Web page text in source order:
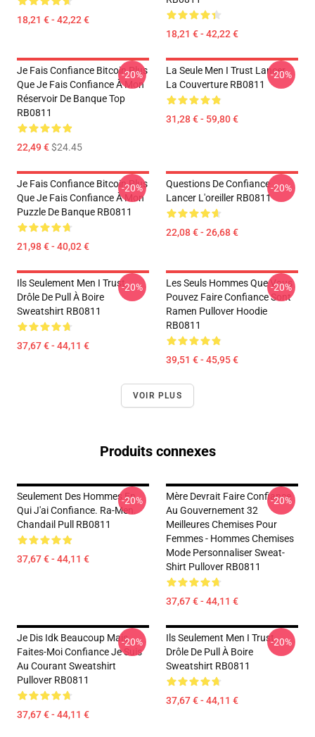
18,21 € - 42,22 €
18,21 € - 42,22 €
Je Fais Confiance Bitcoin Plus
Que Je Fais Confiance À Mon
Réservoir De Banque Top
RB0811
22,49 €$24.45
-20%
La Seule Men I Trust Lancer
La Couverture RB0811
31,28 € - 59,80 €
-20%
Je Fais Confiance Bitcoin Plus
Que Je Fais Confiance À Mon
Puzzle De Banque RB0811
21,98 € - 40,02 €
-20%
Questions De Confiance
Lancer L'oreiller RB0811
22,08 € - 26,68 €
-20%
Ils Seulement Men I Trust
Drôle De Pull À Boire
Sweatshirt RB0811
37,67 € - 44,11 €
-20%
Les Seuls Hommes Que Vous
Pouvez Faire Confiance Sont
Ramen Pullover Hoodie
RB0811
39,51 € - 45,95 €
-20%
VOIR PLUS
Produits connexes
Seulement Des Hommes En
Qui J'ai Confiance. Ra-Men.
Chandail Pull RB0811
37,67 € - 44,11 €
-20%
Mère Devrait Faire Confiance
Au Gouvernement 32
Meilleures Chemises Pour
Femmes - Hommes Chemises
Mode Personnaliser Sweat-
Shirt Pullover RB0811
37,67 € - 44,11 €
-20%
Je Dis Idk Beaucoup Mais
Faites-Moi Confiance Je Suis
Au Courant Sweatshirt
Pullover RB0811
37,67 € - 44,11 €
-20%
Ils Seulement Men I Trust
Drôle De Pull À Boire
Sweatshirt RB0811
37,67 € - 44,11 €
-20%